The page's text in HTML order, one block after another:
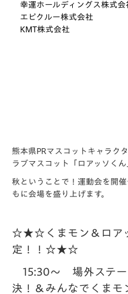
幸運ホールディングス株式会
エピクルー株式会社
KMT株式会社
熊本県PRマスコットキャラク
ラブマスコット「ロアッソくん
秋ということで！運動会を開
もに会場を盛り上げます。
☆★☆くまモン＆ロア
定！！☆★☆
15:30～ 場外ステー
決！＆みんなでくまモ